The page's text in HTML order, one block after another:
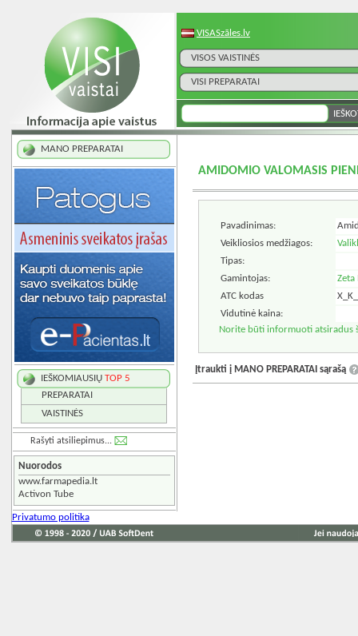
VISASzāles.lv
VISOS VAISTINĖS
VISI PREPARATAI
MANO PREPARATAI
IEŠKOMIAUSIŲ TOP 5
PREPARATAI
VAISTINĖS
Rašyti atsiliepimus...
Nuorodos
www.farmapedia.lt
Activon Tube
AMIDOMIO VALOMASIS
Pavadinimas:
Veikliosios medžiagos:
Tipas:
Gamintojas:
Zeta
ATC kodas
Vidutinė kaina:
Norite būti informuoti atsiradus
Įtraukti į MANO PREPARATAI sąrašą
Privatumo politika